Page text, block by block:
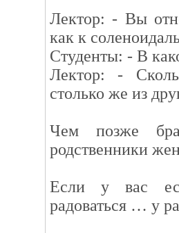
Лектор: - Вы
как к
Студенты: - В
Лектор: -
столько же из
Чем позже
родственники
Если у вас
радоваться … у